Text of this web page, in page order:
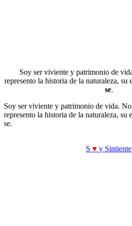
Soy ser viviente y patrimonio de
represento la historia de la naturaleza, su
se.
Soy ser viviente y patrimonio de vida.
represento la historia de la naturaleza,
se.
S ♥ y Sintiente